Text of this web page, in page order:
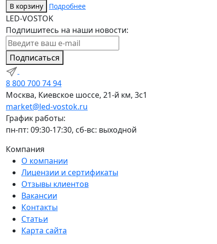
В корзину Подробнее
LED-VOSTOK
Подпишитесь на наши новости:
Подписаться
8 800 700 74 94
Москва, Киевское шоссе, 21-й км, 3с1
market@led-vostok.ru
График работы:
пн-пт: 09:30-17:30, сб-вс: выходной
Компания
О компании
Лицензии и сертификаты
Отзывы клиентов
Вакансии
Контакты
Статьи
Карта сайта